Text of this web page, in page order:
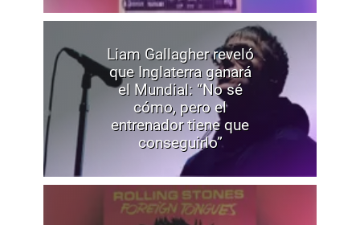
Liam Gallagher reveló
que Inglaterra ganará
el Mundial: “No sé
cómo, pero el
entrenador tiene que
conseguirlo”